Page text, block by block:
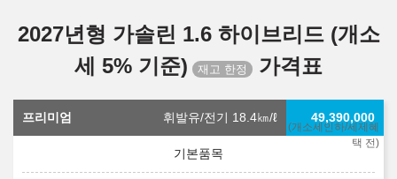
2027년형 가솔린 1.6 하이브리드 (개소
세 5% 기준)
가격표
프리미엄 휘발유/전기 18.4㎞/ℓ
(개소세인하/세제혜
택 전)
49,390,000